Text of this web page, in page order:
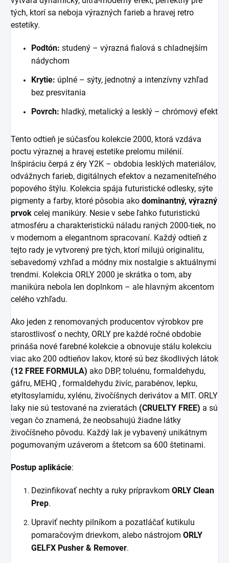
tých, ktorí sa neboja výrazných farieb a hravej retro
estetiky.
Podtón: studený – výrazná fialová s chladnejším
nádychom
Krytie: úplné – sýty, jednotný a intenzívny vzhľad
bez presvitania
Povrch: hladký, metalický a lesklý – chrómový efekt
Tento odtieň je súčasťou kolekcie 2000, ktorá vzdáva
poctu výraznej a hravej estetike prelomu milénií.
Inšpiráciu čerpá z éry Y2K – obdobia lesklých materiálov,
odvážnych farieb, digitálnych efektov a nezameniteľného
popového štýlu. Kolekcia spája futuristické odlesky, sýte
pigmenty a farby, ktoré pôsobia ako dominantný, výrazný
prvok celej manikúry. Nesie v sebe ľahko futuristickú
atmosféru a charakteristickú náladu raných 2000-tiek, no
v modernom a elegantnom spracovaní. Každý odtieň z
tejto rady je vytvorený pre tých, ktorí milujú originalitu,
sebavedomý vzhľad a módny mix nostalgie s aktuálnymi
trendmi. Kolekcia ORLY 2000 je skrátka o tom, aby
manikúra nebola len doplnkom – ale hlavným akcentom
celého vzhľadu.
Ako jeden z renomovaných producentov výrobkov pre
starostlivosť o nechty, ORLY pre každé ročné obdobie
prináša nové farebné kolekcie a obnovuje stálu kolekciu
viac ako 200 odtieňov lakov, ktoré sú bez škodlivých látok
(12 FREE FORMULA) ako DBP, toluénu, formaldehydu,
gáfru, MEHQ , formaldehydu živíc, parabénov, lepku,
etyltosylamidu, xylénu, živočíšnych derivátov a MIT. ORLY
laky nie sú testované na zvieratách (CRUELTY FREE) a sú
vegan čo znamená, že neobsahujú žiadne látky
živočíšneho pôvodu. Každý lak je vybavený unikátnym
pogumovaným uzáverom a štetcom sa 600 štetinami.
Postup aplikácie:
Dezinfikovať nechty a ruky prípravkom ORLY Clean
Prep.
Upraviť nechty pilníkom a pozatláčať kutikulu
pomaračovým drievkom, alebo nástrojom ORLY
GELFX Pusher & Remover.